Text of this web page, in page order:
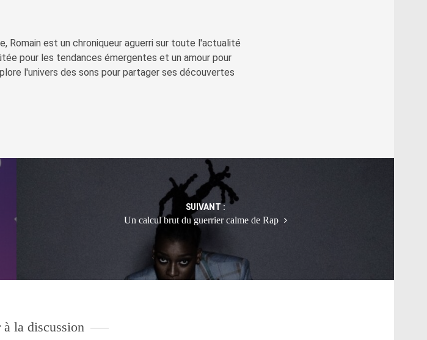
Romain est un chroniqueur aguerri sur toute l'actualité
pour les tendances émergentes et un amour pour
l'univers des sons pour partager ses découvertes
SUIVANT :
Un calcul brut du guerrier calme de Rap
la discussion